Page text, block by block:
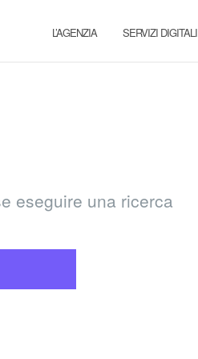
L’AGENZIA SERVIZI DIGITALI
eseguire una ricerca